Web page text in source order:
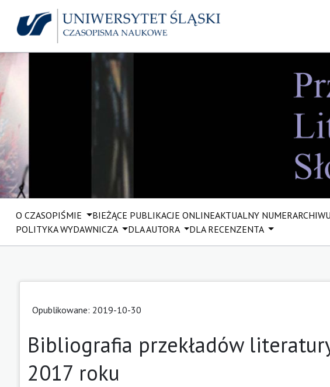
O CZASOPIŚMIE BIEŻĄCE PUBLIKACJE ONLINEAKTUALNY NUMER
POLITYKA WYDAWNICZA
DLA AUTORA DLA RECENZENTA
Opublikowane: 2019-10-30
Bibliografia przekładów
2017 roku